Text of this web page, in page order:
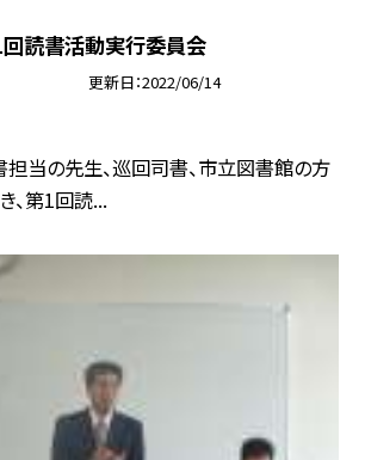
回読書活動実行委員会
更新日 2022/06/14
当の先生、巡回司書、市立図書館の方
、第1回読...